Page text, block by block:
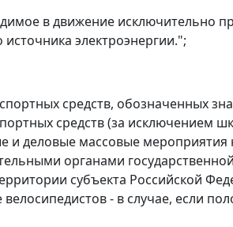
в движение исключительно
электроэнергии.";
средств, обозначенных
средств (за исключением
и деловые массовые
органами
субъекта Российской
велосипедистов - в случае, если